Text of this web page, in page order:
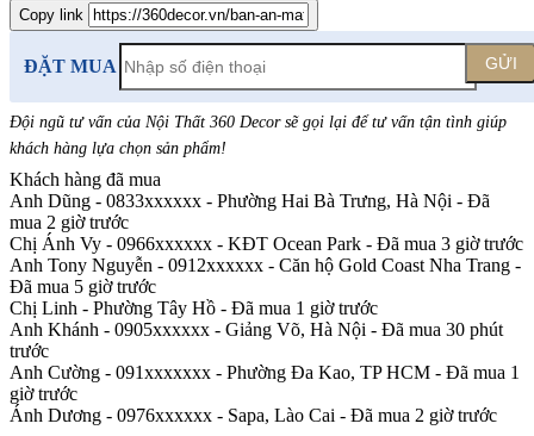
Copy link
ĐẶT MUA GỬI
Đội ngũ tư vấn của Nội Thất 360 Decor sẽ gọi lại để tư vấn tận tình giúp
khách hàng lựa chọn sản phẩm!
Khách hàng đã mua
Anh Dũng - 0833xxxxxx - Phường Hai Bà Trưng, Hà Nội - Đã
mua 2 giờ trước
Chị Ánh Vy - 0966xxxxxx - KĐT Ocean Park - Đã mua 3 giờ trước
Anh Tony Nguyễn - 0912xxxxxx - Căn hộ Gold Coast Nha Trang -
Đã mua 5 giờ trước
Chị Linh - Phường Tây Hồ - Đã mua 1 giờ trước
Anh Khánh - 0905xxxxxx - Giảng Võ, Hà Nội - Đã mua 30 phút
trước
Anh Cường - 091xxxxxxx - Phường Đa Kao, TP HCM - Đã mua 1
giờ trước
Ánh Dương - 0976xxxxxx - Sapa, Lào Cai - Đã mua 2 giờ trước